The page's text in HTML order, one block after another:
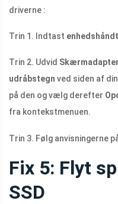
driverne :
Trin 1. Indtast
Trin 2. Udvid
udråbstegn ved siden af
på den og vælg derefter
fra kontekstmenuen.
Trin 3. Følg anvisningerne
Fix 5: Flyt
SSD